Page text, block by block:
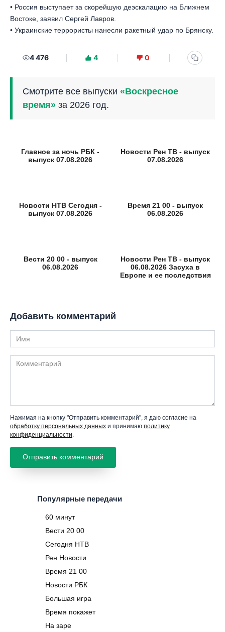
• Россия выступает за скорейшую деэскалацию на Ближнем
Востоке, заявил Сергей Лавров.
• Украинские террористы нанесли ракетный удар по Брянску.
4 476 4 0
Смотрите все выпуски «Воскресное
время» за 2026 год.
Главное за ночь РБК -
выпуск 07.08.2026
Новости Рен ТВ - выпуск
07.08.2026
Новости НТВ Сегодня -
выпуск 07.08.2026
Время 21 00 - выпуск
06.08.2026
Вести 20 00 - выпуск
06.08.2026
Новости Рен ТВ - выпуск
06.08.2026 Засуха в
Европе и ее последствия
Добавить комментарий
Имя
Комментарий
Нажимая на кнопку "Отправить комментарий", я даю согласие на
обработку персональных данных и принимаю политику
конфиденциальности
Популярные передачи
60 минут
Вести 20 00
Сегодня НТВ
Рен Новости
Время 21 00
Новости РБК
Большая игра
Время покажет
На заре